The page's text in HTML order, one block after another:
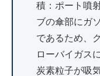
積：ポート噴
ブの傘部にガ
であるため、
ローバイガス
炭素粒子が吸